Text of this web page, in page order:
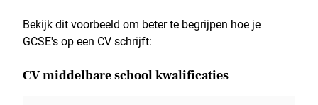
Bekijk dit voorbeeld om beter te begrijpen hoe je
GCSE's op een CV schrijft:
CV middelbare school kwalificaties